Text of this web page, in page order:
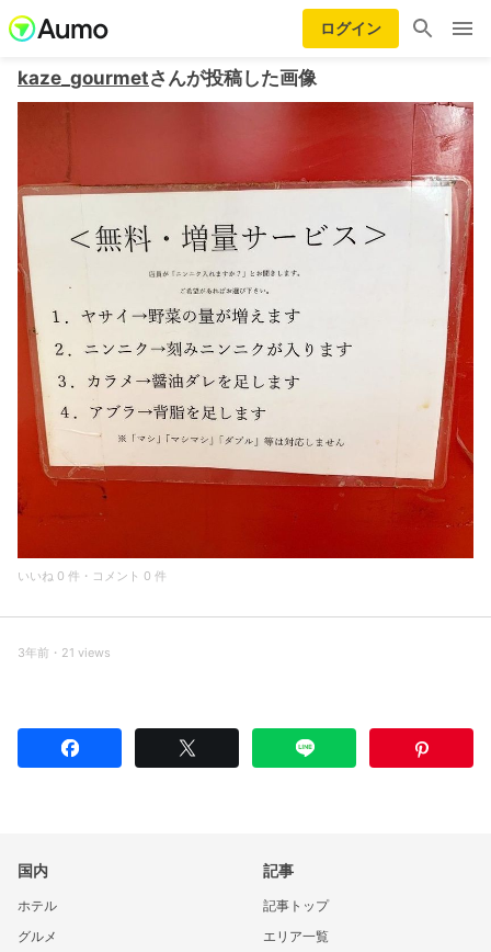
ログイン
kaze_gourmetさんが投稿した画像
いいね 0 件・コメント 0 件
3年前・21 views
国内
ホテル
グルメ
記事
記事トップ
エリア一覧